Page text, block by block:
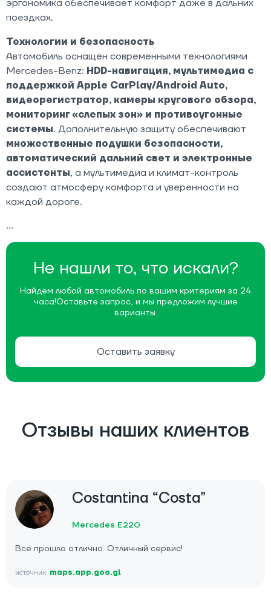
Не нашли то, что искали?
Найдем любой автомобиль по вашим критериям за 24
часа!Оставьте запрос, и мы предложим лучшие
варианты.
Оставить заявку
эргономика обеспечивает комфорт даже в дальних
поездках.
Технологии и безопасность
Автомобиль оснащён современными технологиями
Mercedes-Benz: HDD-навигация, мультимедиа с
поддержкой Apple CarPlay/Android Auto,
видеорегистратор, камеры кругового обзора,
мониторинг «слепых зон» и противоугонные
системы. Дополнительную защиту обеспечивают
множественные подушки безопасности,
автоматический дальний свет и электронные
ассистенты, а мультимедиа и климат-контроль
создают атмосферу комфорта и уверенности на
каждой дороге.
Отзывы наших клиентов
Costantina “Costa”
Mercedes E220
Все прошло отлично. Отличный сервис!
источник: maps.app.goo.gl